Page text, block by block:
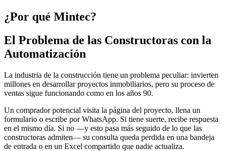
¿Por qué Mintec?
El Problema de las Constructoras con la
Automatización
La industria de la construcción tiene un problema peculiar: invierten
millones en desarrollar proyectos inmobiliarios, pero su proceso de
ventas sigue funcionando como en los años 90.
Un comprador potencial visita la página del proyecto, llena un
formulario o escribe por WhatsApp. Si tiene suerte, recibe respuesta
en el mismo día. Si no —y esto pasa más seguido de lo que las
constructoras admiten— su consulta queda perdida en una bandeja
de entrada o en un Excel compartido que nadie actualiza.